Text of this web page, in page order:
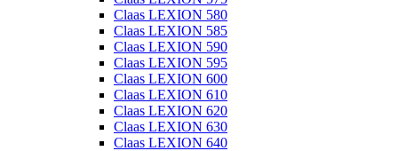
Claas LEXION 580
Claas LEXION 585
Claas LEXION 590
Claas LEXION 595
Claas LEXION 600
Claas LEXION 610
Claas LEXION 620
Claas LEXION 630
Claas LEXION 640